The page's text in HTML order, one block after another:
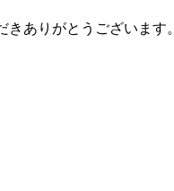
きありがとうございます